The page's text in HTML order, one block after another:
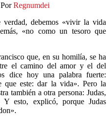
Por Regnumdei
verdad, debemos «vivir la vida
«no como un tesoro que
que, en su homilía, se ha
el camino del amor y el del
dice hoy una palabra fuerte:
que este: dar la vida». Pero la
también a otra persona: Judas,
esto, explicó, porque Judas